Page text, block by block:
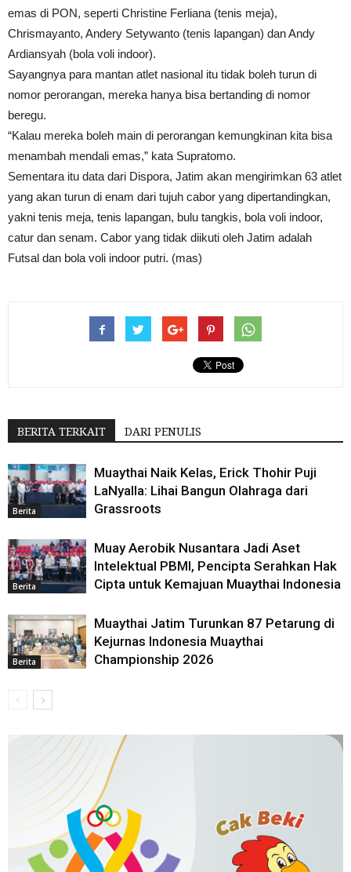
emas di PON, seperti Christine Ferliana (tenis meja),
Chrismayanto, Andery Setywanto (tenis lapangan) dan Andy
Ardiansyah (bola voli indoor).
Sayangnya para mantan atlet nasional itu tidak boleh turun di
nomor perorangan, mereka hanya bisa bertanding di nomor
beregu.
“Kalau mereka boleh main di perorangan kemungkinan kita bisa
menambah mendali emas,” kata Supratomo.
Sementara itu data dari Dispora, Jatim akan mengirimkan 63 atlet
yang akan turun di enam dari tujuh cabor yang dipertandingkan,
yakni tenis meja, tenis lapangan, bulu tangkis, bola voli indoor,
catur dan senam. Cabor yang tidak diikuti oleh Jatim adalah
Futsal dan bola voli indoor putri. (mas)
BERITA TERKAIT DARI PENULIS
Berita
Muaythai Naik Kelas, Erick Thohir Puji
LaNyalla: Lihai Bangun Olahraga dari
Grassroots
Berita
Muay Aerobik Nusantara Jadi Aset
Intelektual PBMI, Pencipta Serahkan Hak
Cipta untuk Kemajuan Muaythai Indonesia
Berita
Muaythai Jatim Turunkan 87 Petarung di
Kejurnas Indonesia Muaythai
Championship 2026